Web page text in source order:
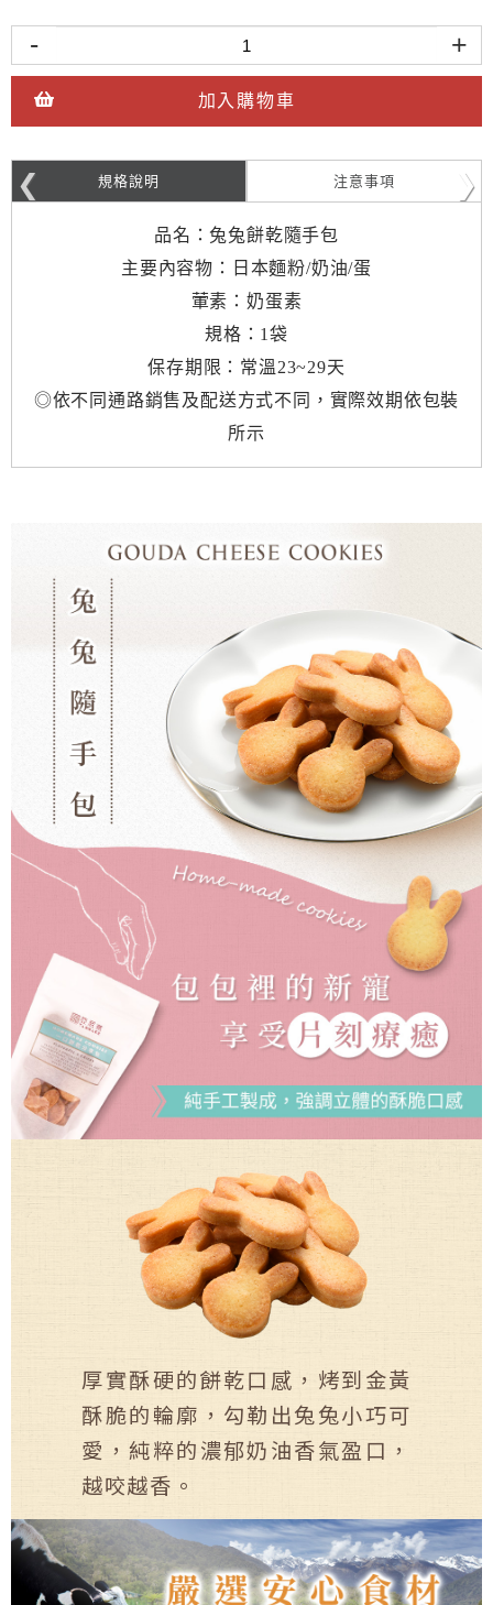
- +
加入購物車
規格說明 注意事項
品名：兔兔餅乾隨手包
主要內容物：日本麵粉/奶油/蛋
葷素：奶蛋素
規格：1袋
保存期限：常溫23~29天
◎依不同通路銷售及配送方式不同，實際效期依包裝
所示
厚實酥硬的餅乾口感，烤到金黃
酥脆的輪廓，勾勒出兔兔小巧可
愛，純粹的濃郁奶油香氣盈口，
越咬越香。